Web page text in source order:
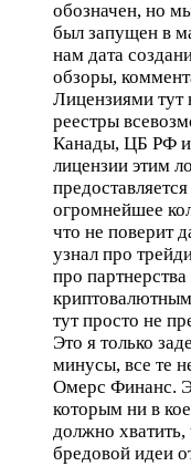
обозначен, но
был запущен в
нам дата
обзоры,
Лицензиями тут
реестры
Канады, ЦБ РФ и
лицензии этим
огромнейшее
что не поверит
узнал про
про
тут просто не
Это я только
минусы, все те
Омерс Финанс.
которым ни в
должно хватить,
бредовой идеи